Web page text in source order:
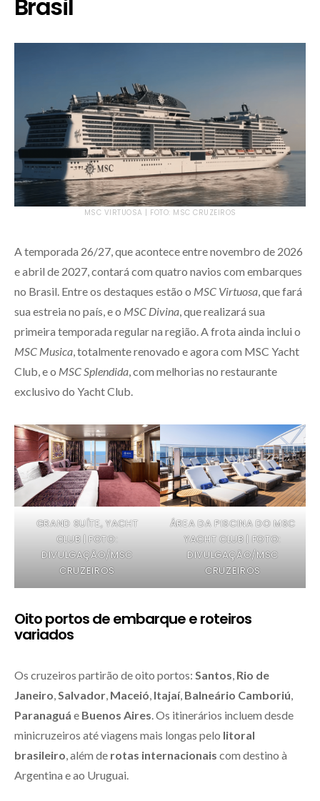
Brasil
MSC VIRTUOSA | FOTO: MSC CRUZEIROS
A temporada 26/27, que acontece entre novembro de 2026
e abril de 2027, contará com quatro navios com embarques
no Brasil. Entre os destaques estão o MSC Virtuosa, que fará
sua estreia no país, e o MSC Divina, que realizará sua
primeira temporada regular na região. A frota ainda inclui o
MSC Musica, totalmente renovado e agora com MSC Yacht
Club, e o MSC Splendida, com melhorias no restaurante
exclusivo do Yacht Club.
GRAND SUÍTE, YACHT
CLUB | FOTO:
DIVULGAÇÃO/MSC
CRUZEIROS
ÁREA DA PISCINA DO MSC
YACHT CLUB | FOTO:
DIVULGAÇÃO/MSC
CRUZEIROS
Oito portos de embarque e roteiros
variados
Os cruzeiros partirão de oito portos: Santos Rio de
Janeiro Salvador Maceió Itajaí, Balneário Camboriú
Paranaguá e Buenos Aires . Os itinerários incluem desde
minicruzeiros até viagens mais longas pelo litoral
brasileiro , além de rotas internacionais com destino à
Argentina e ao Uruguai.